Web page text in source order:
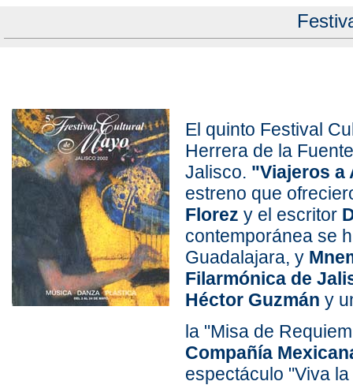
El quinto Festival
Herrera de la
Jalisco. "Viajeros a
estreno que
Florez y el escritor
contemporánea se
Guadalajara, y
Filarmónica de
Héctor Guzmán y
la "Misa de
Compañía
espectáculo "Viva